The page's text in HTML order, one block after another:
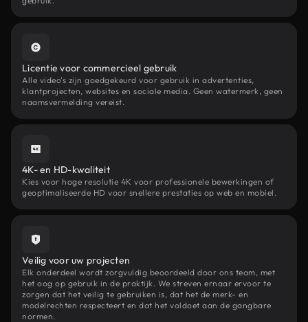
Licentie voor commercieel gebruik
Alle video's zijn goedgekeurd voor gebruik in advertenties,
klantprojecten, websites en sociale media. Geen watermerk, geen
naamsvermelding vereist.
4K- en HD-kwaliteit
Kies voor hoge resolutie 4K voor professionele bewerkingen of
geoptimaliseerde HD voor snellere prestaties op web en mobiel.
Veilig voor uw projecten
Elk onderdeel wordt zorgvuldig beoordeeld door ons team, met
het oog op gebruik in de praktijk. We streven ernaar ervoor te
zorgen dat het veilig te gebruiken is, dat het de merk- en
modelrechten respecteert en dat het voldoet aan de gangbare
normen.